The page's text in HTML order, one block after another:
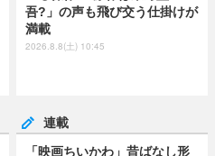
吾?」の声も飛び交う仕掛けが
満載
2026.8.8(土) 10:45
連載
「映画ちいかわ」昔ばなし形